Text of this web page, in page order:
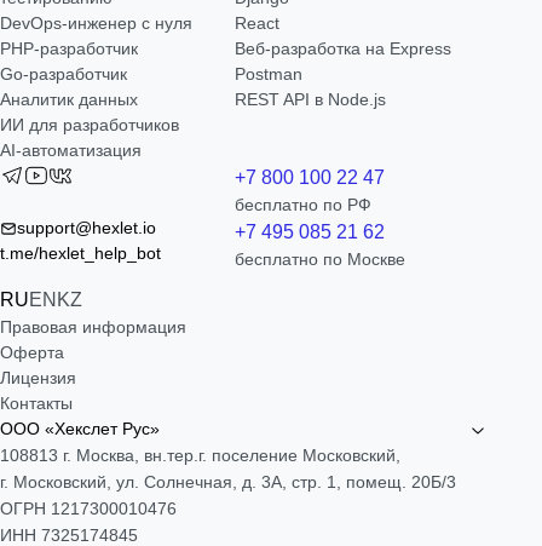
DevOps-инженер с нуля
РНР-разработчик
Go-разработчик
Аналитик данных
ИИ для разработчиков
AI-автоматизация
React
Веб-разработка на Express
Postman
REST API в Node.js
support@hexlet.io
t.me/hexlet_help_bot
RUEN KZ
+7 800 100 22 47
бесплатно по РФ
+7 495 085 21 62
бесплатно по Москве
Правовая информация
Оферта
Лицензия
Контакты
ООО «Хекслет Рус»
108813 г. Москва, вн.тер.г. поселение Московский,
г. Московский, ул. Солнечная, д. 3А, стр. 1, помещ. 20Б/3
ОГРН 1217300010476
ИНН 7325174845